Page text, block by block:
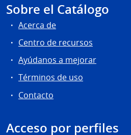
Sobre el Catálogo
Acerca de
Centro de recursos
Ayúdanos a mejorar
Términos de uso
Contacto
Acceso por perfiles